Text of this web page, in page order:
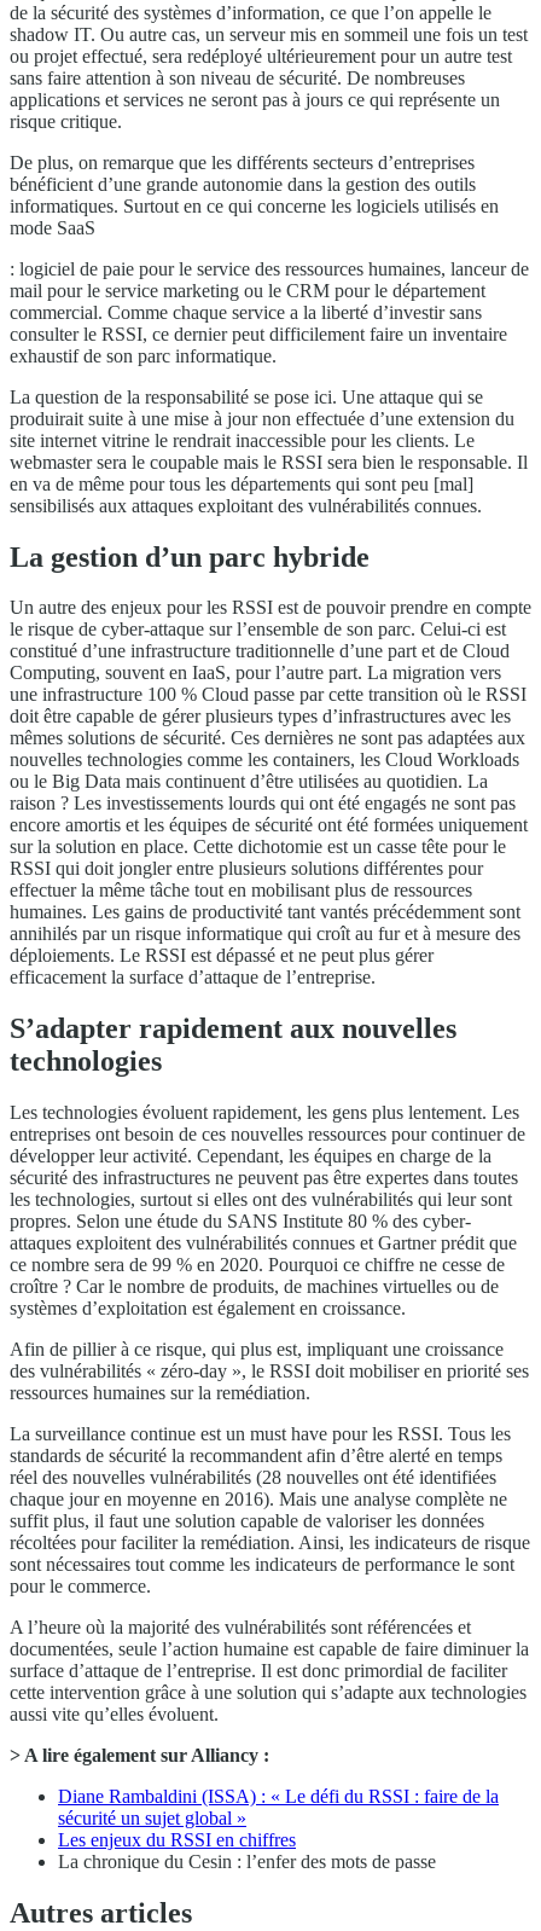
de la sécurité des systèmes d’information, ce que l’on appelle le
shadow IT. Ou autre cas, un serveur mis en sommeil une fois un test
ou projet effectué, sera redéployé ultérieurement pour un autre test
sans faire attention à son niveau de sécurité. De nombreuses
applications et services ne seront pas à jours ce qui représente un
risque critique.
De plus, on remarque que les différents secteurs d’entreprises
bénéficient d’une grande autonomie dans la gestion des outils
informatiques. Surtout en ce qui concerne les logiciels utilisés en
mode SaaS
: logiciel de paie pour le service des ressources humaines, lanceur de
mail pour le service marketing ou le CRM pour le département
commercial. Comme chaque service a la liberté d’investir sans
consulter le RSSI, ce dernier peut difficilement faire un inventaire
exhaustif de son parc informatique.
La question de la responsabilité se pose ici. Une attaque qui se
produirait suite à une mise à jour non effectuée d’une extension du
site internet vitrine le rendrait inaccessible pour les clients. Le
webmaster sera le coupable mais le RSSI sera bien le responsable. Il
en va de même pour tous les départements qui sont peu [mal]
sensibilisés aux attaques exploitant des vulnérabilités connues.
La gestion d’un parc hybride
Un autre des enjeux pour les RSSI est de pouvoir prendre en compte
le risque de cyber-attaque sur l’ensemble de son parc. Celui-ci est
constitué d’une infrastructure traditionnelle d’une part et de Cloud
Computing, souvent en IaaS, pour l’autre part. La migration vers
une infrastructure 100 % Cloud passe par cette transition où le RSSI
doit être capable de gérer plusieurs types d’infrastructures avec les
mêmes solutions de sécurité. Ces dernières ne sont pas adaptées aux
nouvelles technologies comme les containers, les Cloud Workloads
ou le Big Data mais continuent d’être utilisées au quotidien. La
raison ? Les investissements lourds qui ont été engagés ne sont pas
encore amortis et les équipes de sécurité ont été formées uniquement
sur la solution en place. Cette dichotomie est un casse tête pour le
RSSI qui doit jongler entre plusieurs solutions différentes pour
effectuer la même tâche tout en mobilisant plus de ressources
humaines. Les gains de productivité tant vantés précédemment sont
annihilés par un risque informatique qui croît au fur et à mesure des
déploiements. Le RSSI est dépassé et ne peut plus gérer
efficacement la surface d’attaque de l’entreprise.
S’adapter rapidement aux nouvelles
technologies
Les technologies évoluent rapidement, les gens plus lentement. Les
entreprises ont besoin de ces nouvelles ressources pour continuer de
développer leur activité. Cependant, les équipes en charge de la
sécurité des infrastructures ne peuvent pas être expertes dans toutes
les technologies, surtout si elles ont des vulnérabilités qui leur sont
propres. Selon une étude du SANS Institute 80 % des cyber-
attaques exploitent des vulnérabilités connues et Gartner prédit que
ce nombre sera de 99 % en 2020. Pourquoi ce chiffre ne cesse de
croître ? Car le nombre de produits, de machines virtuelles ou de
systèmes d’exploitation est également en croissance.
Afin de pillier à ce risque, qui plus est, impliquant une croissance
des vulnérabilités « zéro-day », le RSSI doit mobiliser en priorité ses
ressources humaines sur la remédiation.
La surveillance continue est un must have pour les RSSI. Tous les
standards de sécurité la recommandent afin d’être alerté en temps
réel des nouvelles vulnérabilités (28 nouvelles ont été identifiées
chaque jour en moyenne en 2016). Mais une analyse complète ne
suffit plus, il faut une solution capable de valoriser les données
récoltées pour faciliter la remédiation. Ainsi, les indicateurs de risque
sont nécessaires tout comme les indicateurs de performance le sont
pour le commerce.
A l’heure où la majorité des vulnérabilités sont référencées et
documentées, seule l’action humaine est capable de faire diminuer la
surface d’attaque de l’entreprise. Il est donc primordial de faciliter
cette intervention grâce à une solution qui s’adapte aux technologies
aussi vite qu’elles évoluent.
> A lire également sur Alliancy :
Diane Rambaldini (ISSA) : « Le défi du RSSI : faire de la
sécurité un sujet global »
Les enjeux du RSSI en chiffres
La chronique du Cesin : l’enfer des mots de passe
Autres articles